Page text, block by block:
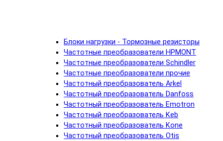
Блоки нагрузки - Тормозные резисторы
Частотные преобразователи HPMONT
Частотные преобразователи Schindler
Частотные преобразователи прочие
Частотный преобразователь Arkel
Частотный преобразователь Danfoss
Частотный преобразователь Emotron
Частотный преобразователь Keb
Частотный преобразователь Kone
Частотный преобразователь Otis